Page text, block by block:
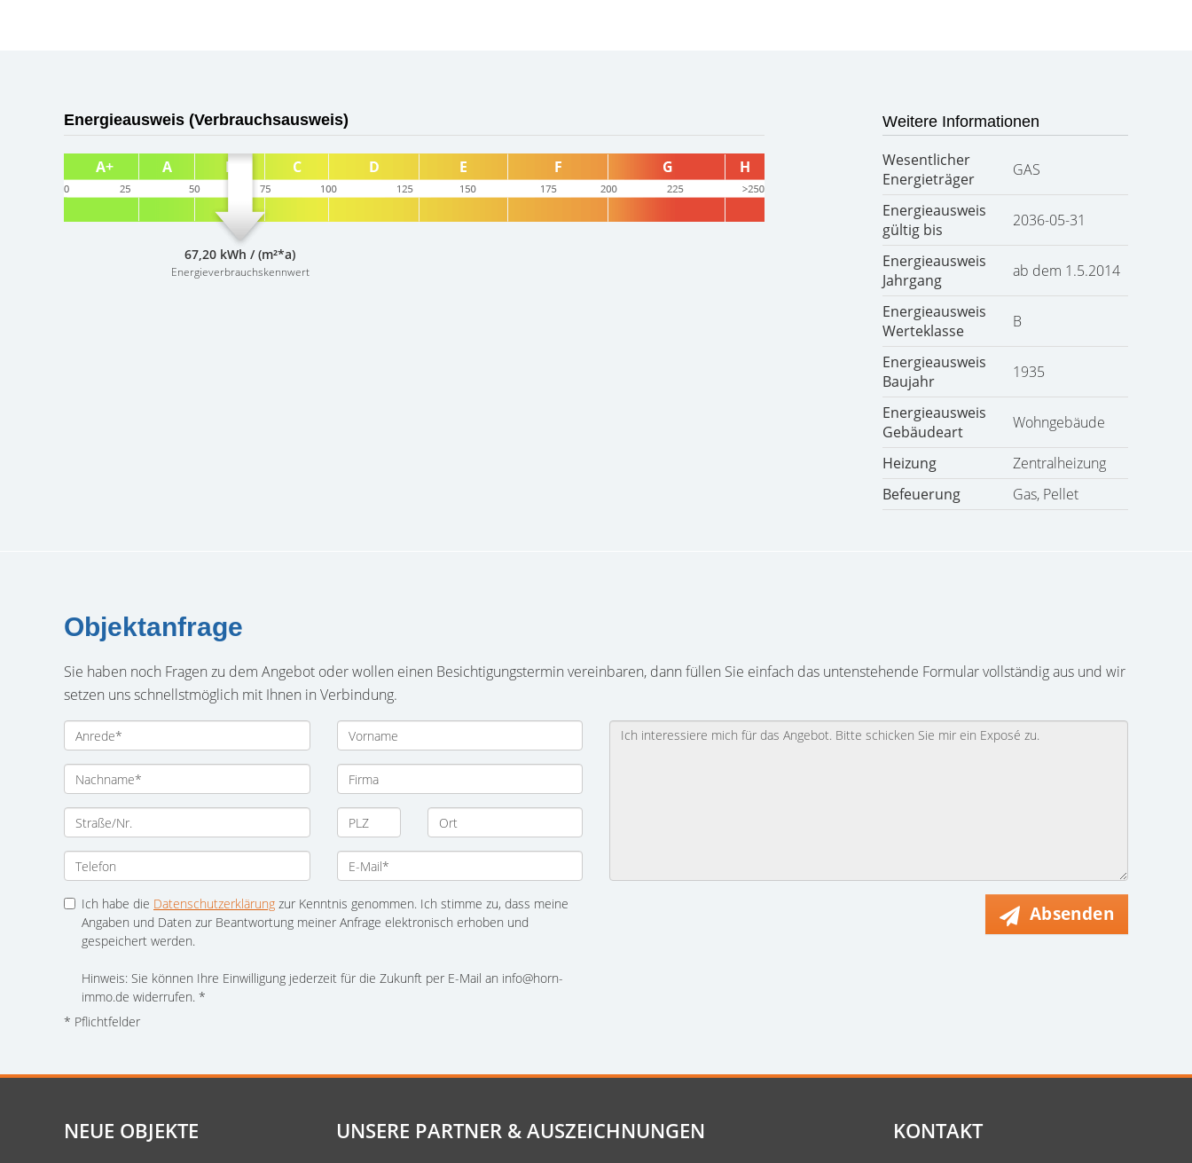
Energieausweis (Verbrauchsausweis)
67,20 kWh / (m²*a)
Energieverbrauchskennwert
Weitere Informationen
Wesentlicher
Energieträger
GAS
Energieausweis
gültig bis
2036-05-31
Energieausweis
Jahrgang
ab dem 1.5.2014
Energieausweis
Werteklasse
B
Energieausweis
Baujahr
1935
Energieausweis
Gebäudeart
Wohngebäude
Heizung
Zentralheizung
Befeuerung
Gas, Pellet
Objektanfrage
Sie haben noch Fragen zu dem Angebot oder wollen einen Besichtigungstermin vereinbaren, dann füllen Sie einfach das untenstehende Formular vollständig aus und wir
setzen uns schnellstmöglich mit Ihnen in Verbindung.
Ich habe die Datenschutzerklärung zur Kenntnis genommen. Ich stimme zu, dass meine
Angaben und Daten zur Beantwortung meiner Anfrage elektronisch erhoben und
gespeichert werden.
Hinweis: Sie können Ihre Einwilligung jederzeit für die Zukunft per E-Mail an info@horn-
immo.de widerrufen. *
* Pflichtfelder
Absenden
NEUE OBJEKTE UNSERE PARTNER & AUSZEICHNUNGEN KONTAKT